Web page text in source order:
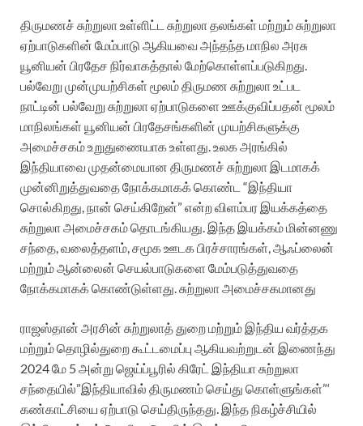
திருமணச் சுற்றுலா உள்ளிட்ட சுற்றுலா தலங்கள் மற்றும் சுற்றுலா
ஏற்பாடுகளின் மேம்பாடு ஆகியவை அந்தந்த மாநில அரசு
யூனியன் பிரதேச நிர்வாகத்தால் மேற்கொள்ளப்படுகிறது.
பல்வேறு முன்முயற்சிகள் மூலம் திருமண சுற்றுலா உட்பட
நாட்டின் பல்வேறு சுற்றுலா ஏற்பாடுகளை ஊக்குவிப்பதன் மூலம்
மாநிலங்கள் யூனியன் பிரதேசங்களின் முயற்சிகளுக்கு
அமைச்சகம் உறுதுணையாக உள்ளது. உலக அரங்கில்
இந்தியாவை முதன்மையான திருமணச் சுற்றுலா இடமாகக்
முன்னிறுத்துவதை நோக்கமாகக் கொண்ட “இந்தியா
சொல்கிறது, நான் செய்கிறேன்” என்ற விளம்பர இயக்கத்தை
சுற்றுலா அமைச்சகம் தொடங்கியது. இந்த இயக்கம் மின்னணு
சந்தை, வலைத்தளம், சமூக ஊடக பிரச்சாரங்கள், ஆஃப்லைன்
மற்றும் ஆன்லைன் செயல்பாடுகளை மேம்படுத்துவதை
நோக்கமாகக் கொண்டுள்ளது. சுற்றுலா அமைச்சகமானது
ராஜஸ்தான் அரசின் சுற்றுலாத் துறை மற்றும் இந்திய வர்த்தக
மற்றும் தொழில்துறை கூட்டமைப்பு ஆகியவற்றுடன் இணைந்து
2024 மே 5 அன்று ஜெய்ப்பூரில் கிரேட் இந்தியா சுற்றுலா
சந்தையில்”இந்தியாவில் திருமணம் செய்து கொள்ளுங்கள்”‘
கண்காட்சியை ஏற்பாடு செய்திருந்தது. இந்த நிகழ்ச்சியில்